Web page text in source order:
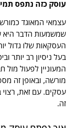
עוסק כזה נתפס
עצמאי המאוגד
שמשמעות הדבר היא
העסקאות שלו גדול
בעל ניסיון רב יותר
המעוניין לפעול
מורשה, ובאופן זה
עסקים. עם זאת, רצוי
זה.